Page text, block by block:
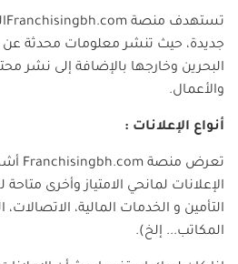
تستهدف منصة Franchisingbh.com
جديدة، حيث تنشر معلومات محدثة عن
البحرين وخارجها بالإضافة إلى نشر
والأعمال.
أنواع الإعلانات :
تعرض منصة Franchisingbh.com
الإعلانات لمانحي الامتياز وأخرى متاحة
التأمين و الخدمات المالية،
المكاتب... إلخ).